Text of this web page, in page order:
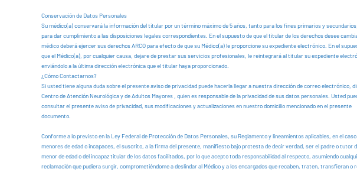
Conservación de Datos Personales
Su médico(a) conservará la información del titular por un término máximo de 5 años, tanto para los fines primarios y
para dar cumplimiento a las disposiciones legales correspondientes. En el supuesto de que el titular de los derechos desee
médico deberá ejercer sus derechos ARCO para efecto de que su Médico(a) le proporcione su expediente electrónico. En el
que el Médico(a), por cualquier causa, dejare de prestar sus servicios profesionales, le reintegrará al titular su expediente
enviándolo a la última dirección electrónica que el titular haya proporcionado.
¿Cómo Contactarnos?
Si usted tiene alguna duda sobre el presente aviso de privacidad puede hacerla llegar a nuestra dirección de correo electrónico,
Centro de Atención Neurológica y de Adultos Mayores , quien es responsable de la privacidad de sus datos personales. Usted
consultar el presente aviso de privacidad, sus modificaciones y actualizaciones en nuestro domicilio mencionado en el presente
documento.
Conforme a lo previsto en la Ley Federal de Protección de Datos Personales, su Reglamento y lineamientos aplicables, en el caso
menores de edad o incapaces, el suscrito, a la firma del presente, manifiesto bajo protesta de decir verdad, ser el padre o tutor
menor de edad o del incapaz titular de los datos facilitados, por lo que acepto toda responsabilidad al respecto, asumiendo
reclamación que pudiera surgir, comprometiéndome a deslindar al Médico y a los encargados que recaben, traten, transfieran o